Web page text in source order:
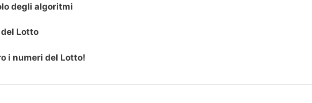
degli algoritmi
Lotto
i numeri del Lotto!